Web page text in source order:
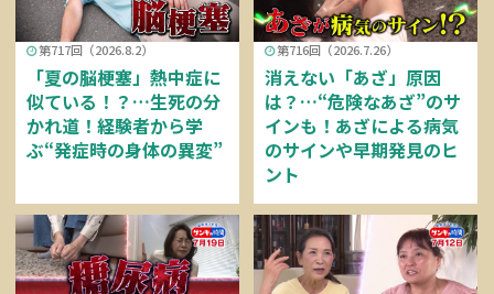
第717回（2026.8.2）
「夏の脳梗塞」熱中症に
似ている！？…生死の分
かれ道！経験者から学
ぶ“発症時の身体の異変”
第716回（2026.7.26）
消えない「あざ」原因
は？…“危険なあざ”のサ
インも！あざによる病気
のサインや早期発見のヒ
ント